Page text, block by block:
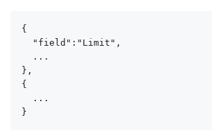
{
  "field":"Limit",
  ...
},
{
  ...
}